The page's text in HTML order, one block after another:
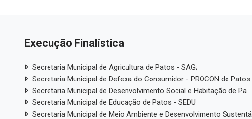
Execução Finalística
Secretaria Municipal de Agricultura de Patos - SAG;
Secretaria Municipal de Defesa do Consumidor - PROCON de Patos
Secretaria Municipal de Desenvolvimento Social e Habitação de Pa
Secretaria Municipal de Educação de Patos - SEDU
Secretaria Municipal de Meio Ambiente e Desenvolvimento Sustentá